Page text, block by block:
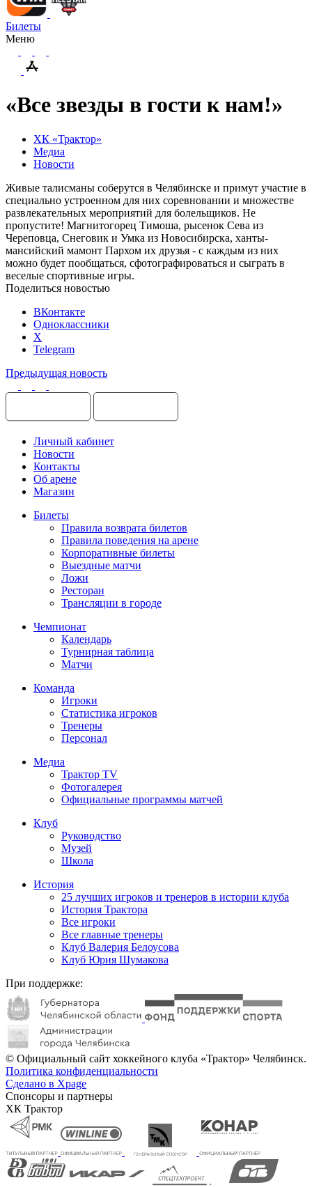
Билеты
Меню
«Все звезды в гости к нам!»
ХК «Трактор»
Медиа
Новости
Живые талисманы соберутся в Челябинске и примут участие в
специально устроенном для них соревновании и множестве
развлекательных мероприятий для болельщиков. Не
пропустите! Магнитогорец Тимоша, рысенок Сева из
Череповца, Снеговик и Умка из Новосибирска, ханты-
мансийский мамонт Пархом их друзья - с каждым из них
можно будет пообщаться, сфотографироваться и сыграть в
веселые спортивные игры.
Поделиться новостью
ВКонтакте
Одноклассники
X
Telegram
Предыдущая новость
Личный кабинет
Новости
Контакты
Об арене
Магазин
Билеты
Правила возврата билетов
Правила поведения на арене
Корпоративные билеты
Выездные матчи
Ложи
Ресторан
Трансляции в городе
Чемпионат
Календарь
Турнирная таблица
Матчи
Команда
Игроки
Статистика игроков
Тренеры
Персонал
Медиа
Трактор TV
Фотогалерея
Официальные программы матчей
Клуб
Руководство
Музей
Школа
История
25 лучших игроков и тренеров в истории клуба
История Трактора
Все игроки
Все главные тренеры
Клуб Валерия Белоусова
Клуб Юрия Шумакова
При поддержке:
© Официальный сайт хоккейного клуба «Трактор» Челябинск.
Политика конфиденциальности
Сделано в Xpage
Спонсоры и партнеры
ХК Трактор